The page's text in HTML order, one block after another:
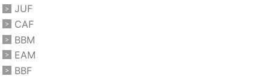
JUF
CAF
BBM
EAM
BBF